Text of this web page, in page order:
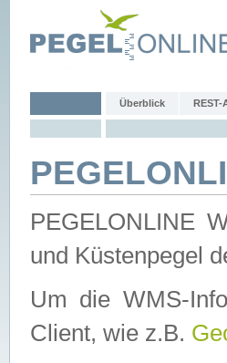
Überblick REST-
PEGELONLINE
und Küstenpegel
Um die WMS-
Client, wie z.B.